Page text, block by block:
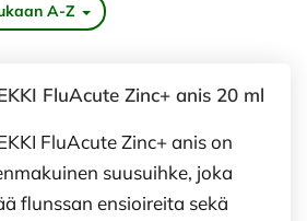
A-Z
FluAcute Zinc+ anis 20 ml
FluAcute Zinc+ anis on
suusuihke, joka
flunssan ensioireita sekä